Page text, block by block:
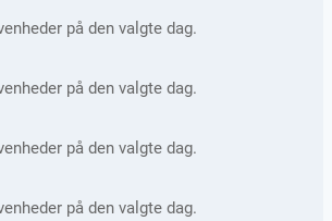
på den valgte dag.
på den valgte dag.
på den valgte dag.
på den valgte dag.